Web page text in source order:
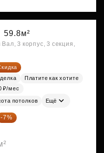
59.8м²
3 корпус, 3 секция,
Платите как хотите
₽/мес
потолков Ещё
-7%